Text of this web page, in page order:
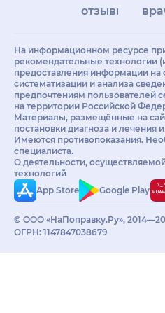
отзывы
На информационном ресурсе
рекомендательные технологии
предоставления информации на
систематизации и анализа
предпочтениям пользователей
на территории Российской
Материалы, размещённые на
постановки диагноза и лечения
Имеются противопоказания.
специалиста.
О деятельности,
технологий
App Store
Google Play
© ООО «НаПоправку.Ру»,
ОГРН: 1147847038679